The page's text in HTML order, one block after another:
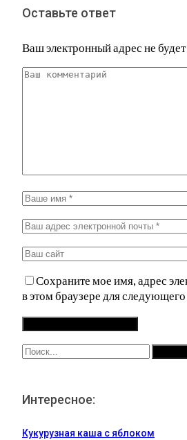
Оставьте ответ
Ваш электронный адрес не
Сохраните мое имя, адрес
в этом браузере для
Интересное:
Кукурузная каша с яблоком